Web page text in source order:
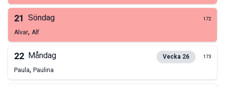
21 Söndag 172
Alvar, Alf
22 Måndag Vecka 26 173
Paula, Paulina